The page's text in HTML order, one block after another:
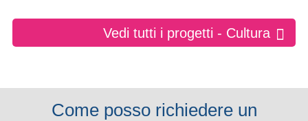
Vedi tutti i progetti - Cultura
Come posso richiedere un